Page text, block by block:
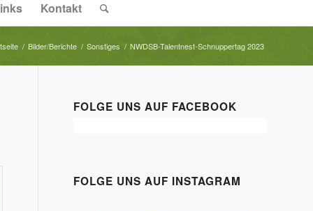
Kontakt
/ Bilder/Berichte / Sonstiges / NWDSB-Talentnest-Schnuppertag 2023
FOLGE UNS AUF FACEBOOK
FOLGE UNS AUF INSTAGRAM